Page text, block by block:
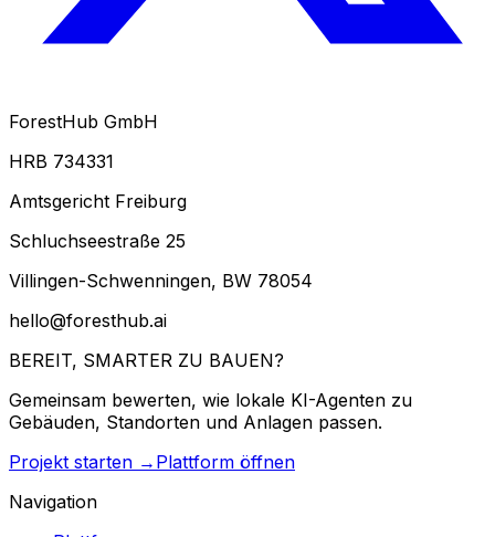
ForestHub GmbH
HRB 734331
Amtsgericht Freiburg
Schluchseestraße 25
Villingen-Schwenningen, BW 78054
hello@foresthub.ai
BEREIT, SMARTER ZU BAUEN?
Gemeinsam bewerten, wie lokale KI-Agenten zu
Gebäuden, Standorten und Anlagen passen.
Projekt starten → Plattform öffnen
Navigation